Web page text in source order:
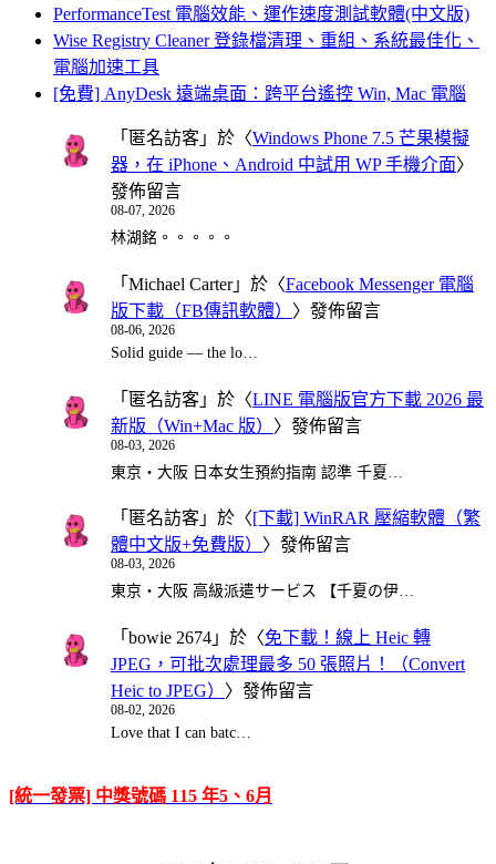
PerformanceTest 電腦效能、運作速度測試軟體(中文版)
Wise Registry Cleaner 登錄檔清理、重組、系統最佳化、
電腦加速工具
[免費] AnyDesk 遠端桌面：跨平台遙控 Win, Mac 電腦
「 匿名訪客 」於〈Windows Phone 7.5 芒果模擬
器，在 iPhone、Android 中試用 WP 手機介面〉
發佈留言
08-07, 2026
林湖銘。。。。。
「 Michael Carter」於〈Facebook Messenger 電腦
版下載（FB傳訊軟體） 〉發佈留言
08-06, 2026
Solid guide — the lo…
「 匿名訪客 」於〈LINE 電腦版官方下載 2026 最
新版（Win+Mac 版） 〉發佈留言
08-03, 2026
東京・大阪 日本女生預約指南 認準 千夏…
「 匿名訪客 」於〈[下載] WinRAR 壓縮軟體（繁
體中文版+免費版） 〉發佈留言
08-03, 2026
東京・大阪 高級派遣サービス 【千夏の伊…
「 bowie 2674 」於〈免下載！線上 Heic 轉
JPEG，可批次處理最多 50 張照片！（Convert
Heic to JPEG） 〉發佈留言
08-02, 2026
Love that I can batc…
[統一發票] 中獎號碼 115 年5、6月